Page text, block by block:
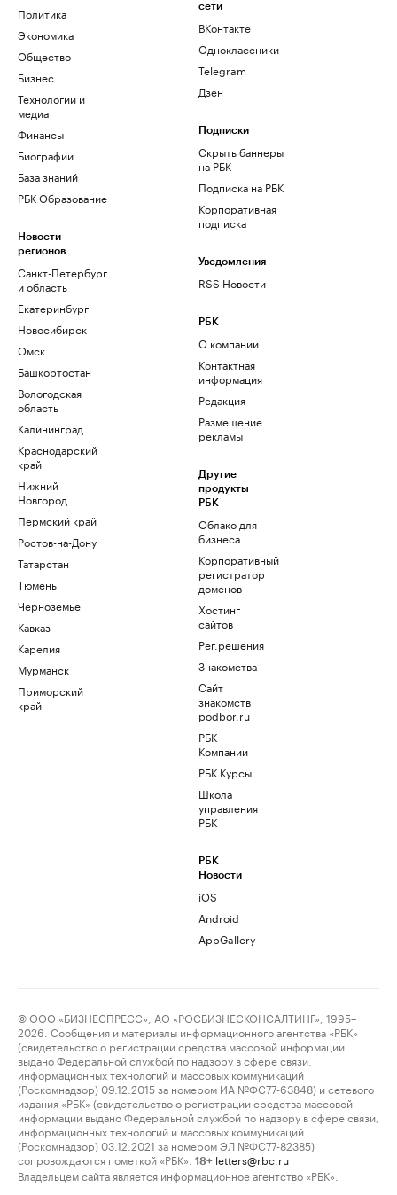
Политика
Экономика
Общество
Бизнес
Технологии и
медиа
Финансы
Биографии
База знаний
РБК Образование
Новости
регионов
Санкт-Петербург
и область
Екатеринбург
Новосибирск
Омск
Башкортостан
Вологодская
область
Калининград
Краснодарский
край
Нижний
Новгород
Пермский край
Ростов-на-Дону
Татарстан
Тюмень
Черноземье
Кавказ
Карелия
Мурманск
Приморский
край
сети
ВКонтакте
Одноклассники
Telegram
Дзен
Подписки
Скрыть баннеры
на РБК
Подписка на РБК
Корпоративная
подписка
Уведомления
RSS Новости
РБК
О компании
Контактная
информация
Редакция
Размещение
рекламы
Другие
продукты
РБК
Облако для
бизнеса
Корпоративный
регистратор
доменов
Хостинг
сайтов
Рег.решения
Знакомства
Сайт
знакомств
podbor.ru
РБК
Компании
РБК Курсы
Школа
управления
РБК
РБК
Новости
iOS
Android
AppGallery
© ООО «БИЗНЕСПРЕСС», АО «РОСБИЗНЕСКОНСАЛТИНГ», 1995–
2026. Сообщения и материалы информационного агентства «РБК»
(свидетельство о регистрации средства массовой информации
выдано Федеральной службой по надзору в сфере связи,
информационных технологий и массовых коммуникаций
(Роскомнадзор) 09.12.2015 за номером ИА №ФС77-63848) и сетевого
издания «РБК» (свидетельство о регистрации средства массовой
информации выдано Федеральной службой по надзору в сфере связи,
информационных технологий и массовых коммуникаций
(Роскомнадзор) 03.12.2021 за номером ЭЛ №ФС77-82385)
сопровождаются пометкой «РБК».
18+ letters@rbc.ru
Владельцем сайта является информационное агентство «РБК».